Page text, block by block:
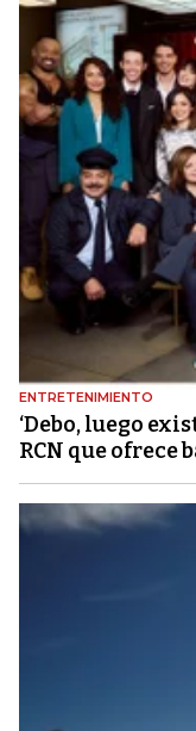
ENTRETENIMIENTO
‘Debo, luego
RCN que ofrece